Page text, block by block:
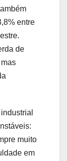
entre
de
muito
em